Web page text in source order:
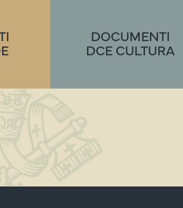
DOCUMENTI
DCE CULTURA